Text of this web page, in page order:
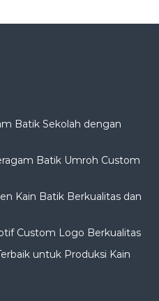
Batik Sekolah dengan
Batik Umroh Custom
Kain Batik Berkualitas dan
Custom Logo Berkualitas
untuk Produksi Kain